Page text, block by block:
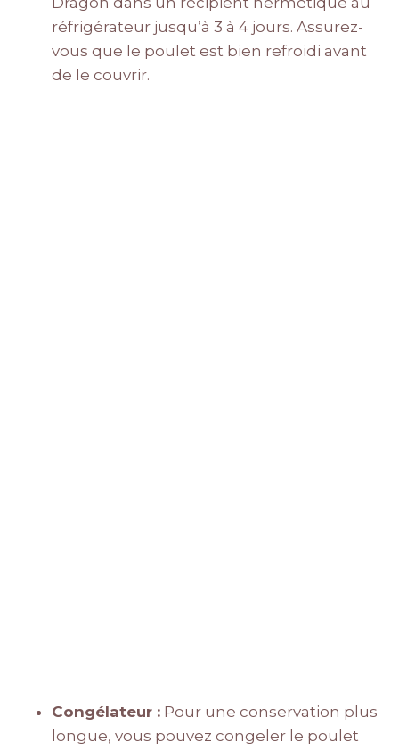
réfrigérateur jusqu’à 3 à 4 jours. Assurez-
vous que le poulet est bien refroidi avant
de le couvrir.
Congélateur : Pour une conservation plus
longue, vous pouvez congeler le poulet